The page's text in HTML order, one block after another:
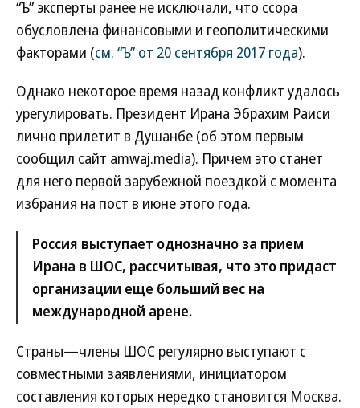
“Ъ” эксперты ранее не исключали, что ссора
обусловлена финансовыми и геополитическими
факторами (см. “Ъ” от 20 сентября 2017 года).
Однако некоторое время назад конфликт удалось
урегулировать. Президент Ирана Эбрахим Раиси
лично прилетит в Душанбе (об этом первым
сообщил сайт amwaj.media). Причем это станет
для него первой зарубежной поездкой с момента
избрания на пост в июне этого года.
Россия выступает однозначно за прием
Ирана в ШОС, рассчитывая, что это придаст
организации еще больший вес на
международной арене.
Страны—члены ШОС регулярно выступают с
совместными заявлениями, инициатором
составления которых нередко становится Москва.